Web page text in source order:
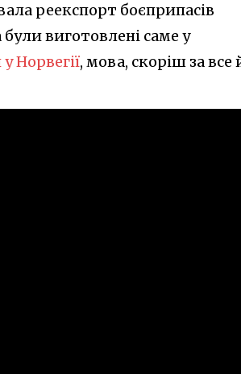
реекспорт боєприпасів
виготовлені саме у
Норвегії, мова, скоріш за все